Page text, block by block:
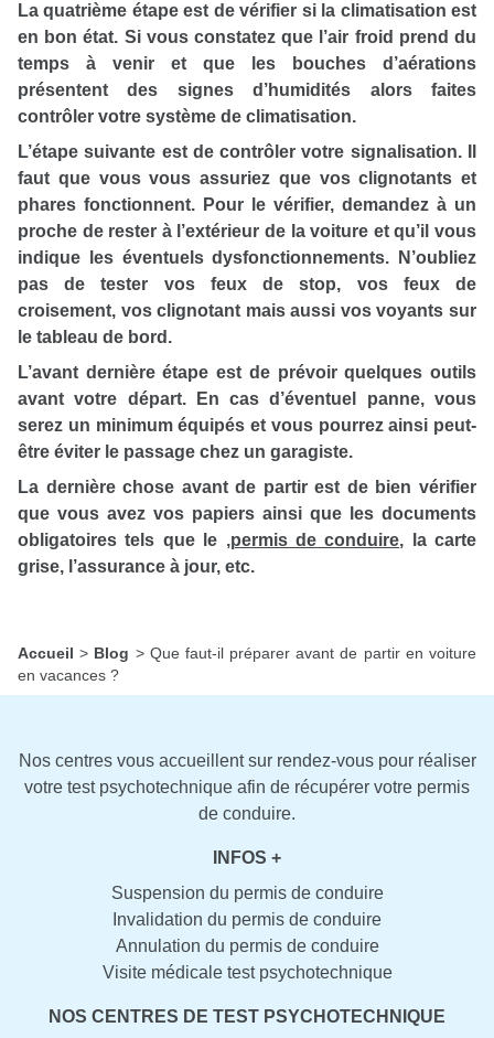
La quatrième étape est de vérifier si la climatisation est
en bon état. Si vous constatez que l’air froid prend du
temps à venir et que les bouches d’aérations
présentent des signes d’humidités alors faites
contrôler votre système de climatisation.
L’étape suivante est de contrôler votre signalisation. Il
faut que vous vous assuriez que vos clignotants et
phares fonctionnent. Pour le vérifier, demandez à un
proche de rester à l’extérieur de la voiture et qu’il vous
indique les éventuels dysfonctionnements. N’oubliez
pas de tester vos feux de stop, vos feux de
croisement, vos clignotant mais aussi vos voyants sur
le tableau de bord.
L’avant dernière étape est de prévoir quelques outils
avant votre départ. En cas d’éventuel panne, vous
serez un minimum équipés et vous pourrez ainsi peut-
être éviter le passage chez un garagiste.
La dernière chose avant de partir est de bien vérifier
que vous avez vos papiers ainsi que les documents
obligatoires tels que le ,permis de conduire, la carte
grise, l’assurance à jour, etc.
Accueil > Blog > Que faut-il préparer avant de partir en voiture
en vacances ?
Nos centres vous accueillent sur rendez-vous pour réaliser
votre test psychotechnique afin de récupérer votre permis
de conduire.
INFOS +
Suspension du permis de conduire
Invalidation du permis de conduire
Annulation du permis de conduire
Visite médicale test psychotechnique
NOS CENTRES DE TEST PSYCHOTECHNIQUE